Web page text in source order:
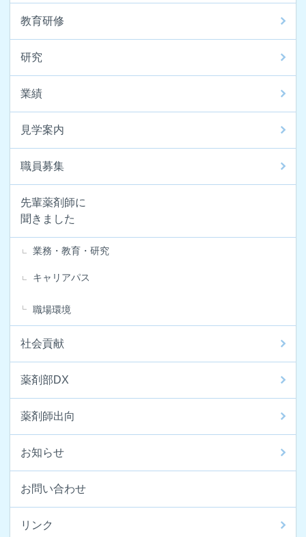
教育研修
研究
業績
見学案内
職員募集
先輩薬剤師に
聞きました
業務・教育・研究
キャリアパス
職場環境
社会貢献
薬剤部DX
薬剤師出向
お知らせ
お問い合わせ
リンク